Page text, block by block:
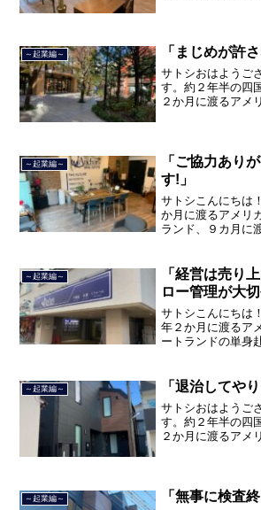
品川区南大井で不
～起業編～ 「まじめが許さ
サトシおはようご
す。約２年半の四
２か月に渡るアメ
て、２０２１年３
～起業編～
「ご協力あり
す!」
サトシこんにちは
か月に渡るアメリ
ランド、９カ月に
ました。２０２１
品川区南大井で不
～起業編～
「経営は売り
ロー管理が大切
サトシこんにちは
年２か月に渡るア
ートランドの単身
で２３年間のサラ
し、東京都品川区
～起業編～ 「退治してや
サトシおはようご
す。約２年半の四
２か月に渡るアメ
て、２０２１年３
～起業編～ 「無事に検査